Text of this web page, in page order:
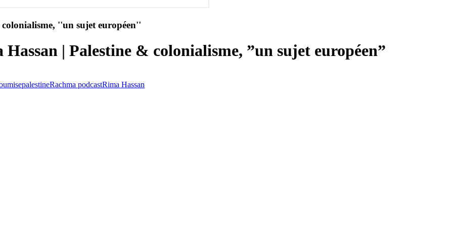
''un sujet européen''
Hassan | Palestine & colonialisme, ”un sujet européen”
palestineRachma podcastRima Hassan